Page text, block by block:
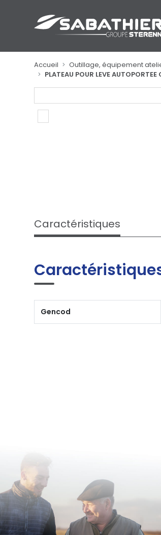
Accueil Outillage, équipement
PLATEAU POUR LEVE
Caractéristiques
Gencod